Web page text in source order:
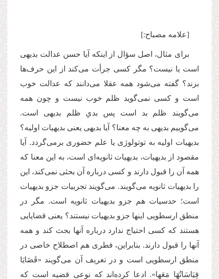
[علامه مصباح:]
برای مثال، اصل سؤال از اینکه آیا حسن عدالت بدیهی
است یا نیست؟ مگر کسی جرأت می‌کند از این حرف‌ها
بزند؟ گفته می‌شود همه عقلا می‌دانند که عدالت خوب
است و کسی نمی‌گوید ظلم خوب نیست و چون همه
می‌گویند ظلم بد است پس بدیِ ظلم بدیهی است.
می‌گوییم بدیهی به چه معنا؟ آیا بدیهی یعنی بدیهیات اولیه؟
بدیهیات اولیه به توتولوژی یا علم حضوری برمی‌گردد. آیا
مقصود از بدیهیات، بدیهیات ثانویه‌ای است، به این معنا که
همه آن را قبول دارند و کسی درباره آن بحثی نمی‌کند، این
را بدیهیات ثانویه می‌گویند. می‌گویند تجربیات جزو بدیهیات
است؛ حدسیات هم جزو بدیهیات ثانویه است. مگر در
منطق ارسطویی اینها جزو بدیهیات نیستند؟ یعنی قضایایی
هستند که کسی احتیاج ندارد درباره آنها بحث کند و همه
آنها را قبول دارند. بنابراین، فطری هم اصطلاح خاصی در
منطق ارسطویی است و در تعریف آن می‌گویند «قَضَایَا
قِیَاسَاتُهَا مَعَها». ادعا کرده‌اند که نوعی قضیه است که